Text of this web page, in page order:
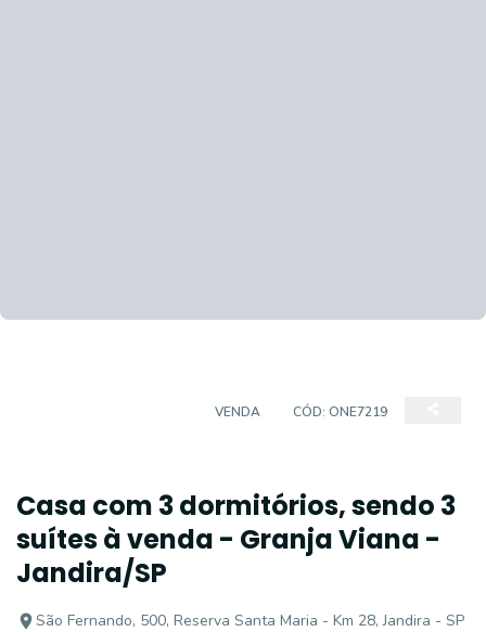
VENDA CÓD: ONE7219
Casa com 3 dormitórios, sendo 3
suítes à venda - Granja Viana -
Jandira/SP
São Fernando, 500, Reserva Santa Maria - Km 28, Jandira - SP